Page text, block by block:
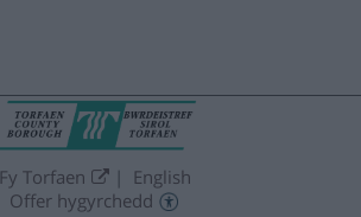
Fy Torfaen
English
Offer hygyrchedd